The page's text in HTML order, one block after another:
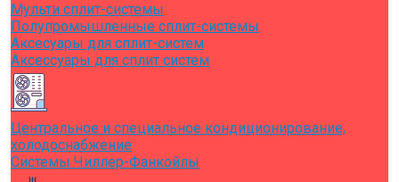
Мульти сплит-системы
Полупромышленные сплит-системы
Аксесуары для сплит-систем
Аксессуары для сплит систем
Центральное и специальное кондиционирование,
холодоснабжение
Системы Чиллер-Фанкойлы